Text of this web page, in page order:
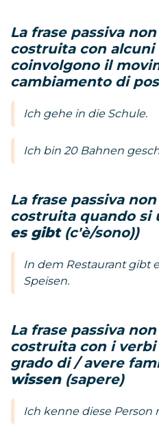
La frase passiva
costruita con alcuni
coinvolgono il
cambiamento di
Ich gehe in die Schule.
Ich bin 20 Bahnen
La frase passiva
costruita quando si
es gibt(c'è/sono))
In dem Restaurant gibt
Speisen.
La frase passiva
costruita con i verbi
grado di / avere
wissen(sapere)
Ich kenne diese Person